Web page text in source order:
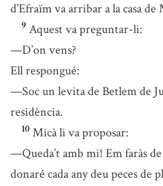
d’Efraïm va arribar a la casa de
9 Aquest va preguntar-li:
—D’on vens?
Ell respongué:
—Soc un levita de Betlem de
residència.
10 Micà li va proposar:
—Queda’t amb mi! Em faràs
donaré cada any deu peces de